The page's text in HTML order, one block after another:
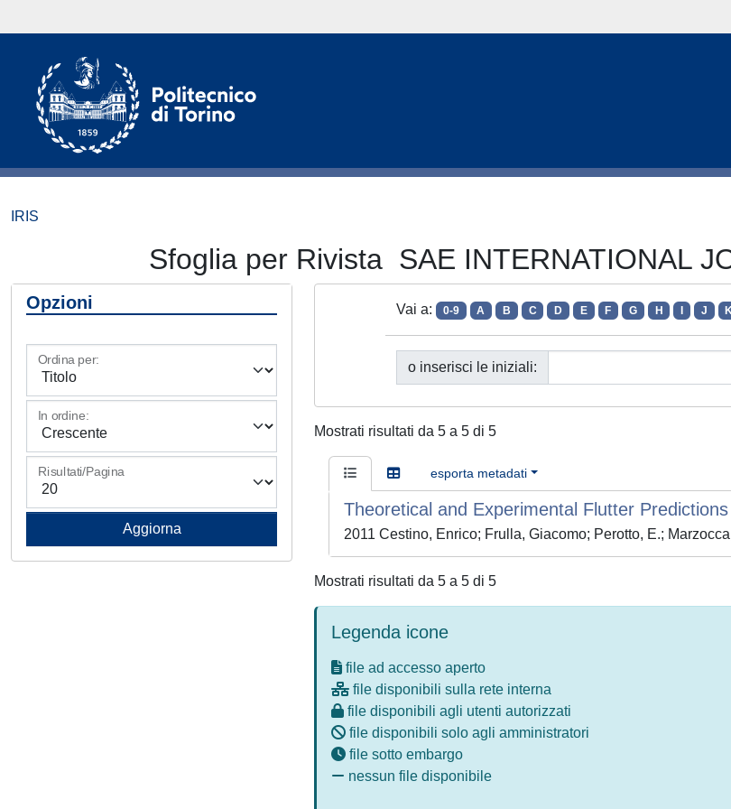
IRIS
Sfoglia per Rivista SAE INTERNATIONAL
Opzioni
Ordina per:
In ordine:
Risultati/Pagina
Vai a: 0-9 A B C D E F G H J
o inserisci le iniziali:
Mostrati risultati da 5 a 5 di 5
esporta metadati
Theoretical and Experimental Flutter
2011 Cestino, Enrico; Frulla, Giacomo; Perotto, E.;
Mostrati risultati da 5 a 5 di 5
Legenda icone
file ad accesso aperto
file disponibili sulla rete interna
file disponibili agli utenti autorizzati
file disponibili solo agli amministratori
file sotto embargo
nessun file disponibile